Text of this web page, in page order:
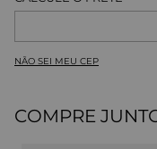
NÃO SEI MEU CEP
COMPRE